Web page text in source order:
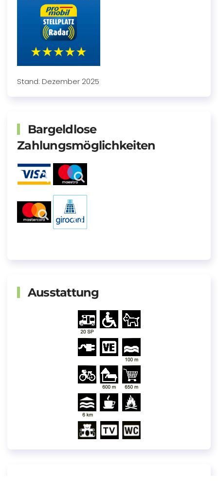
Stand: Dezember 2025
Bargeldlose
Zahlungsmöglichkeiten
Ausstattung